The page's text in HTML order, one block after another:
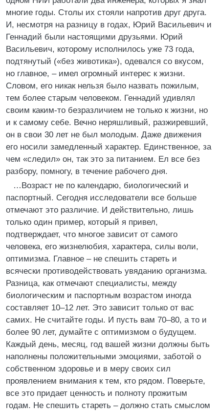
многие годы. Столы их стояли напротив друг друга.
И, несмотря на разницу в годах, Юрий Васильевич и
Геннадий были настоящими друзьями. Юрий
Васильевич, которому исполнилось уже 73 года,
подтянутый («без животика»), одевался со вкусом,
но главное, – имел огромный интерес к жизни.
Словом, его никак нельзя было назвать пожилым,
тем более старым человеком. Геннадий удивлял
своим каким-то безразличием не только к жизни, но
и к самому себе. Вечно неряшливый, разжиревший,
он в свои 30 лет не был молодым. Даже движения
его носили замедленный характер. Единственное, за
чем «следил» он, так это за питанием. Ел все без
разбору, помногу, в течение рабочего дня.
…Возраст не по календарю, биологический и
паспортный. Сегодня исследователи все больше
отмечают это различие. И действительно, лишь
только один пример, который я привел,
подтверждает, что многое зависит от самого
человека, его жизнелюбия, характера, силы воли,
оптимизма. Главное – не спешить стареть и
всячески противодействовать увяданию организма.
Разница, как отмечают специалисты, между
биологическим и паспортным возрастом иногда
составляет 10–12 лет. Это зависит только от вас
самих. Не считайте годы. И пусть вам 70–80, а то и
более 90 лет, думайте с оптимизмом о будущем.
Каждый день, месяц, год вашей жизни должны быть
наполнены положительными эмоциями, заботой о
собственном здоровье и в меру своих сил
проявлением внимания к тем, кто рядом. Поверьте,
все это придает ценность и полноту прожитым
годам. Не спешить стареть – должно стать смыслом